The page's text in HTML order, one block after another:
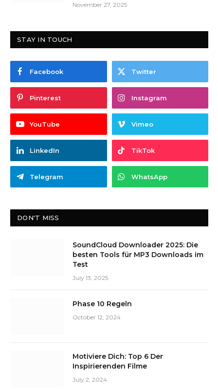
November 27, 2025
STAY IN TOUCH
Facebook Twitter
Pinterest Instagram
YouTube Vimeo
LinkedIn TikTok
Telegram WhatsApp
DON'T MISS
SoundCloud Downloader 2025: Die
besten Tools für MP3 Downloads im
Test
July 13, 2025
Phase 10 Regeln
October 12, 2024
Motiviere Dich: Top 6 Der
Inspirierenden Filme
July 2, 2024